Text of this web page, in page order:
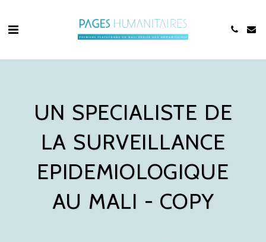
UN SPECIALISTE DE
LA SURVEILLANCE
EPIDEMIOLOGIQUE
AU MALI - COPY